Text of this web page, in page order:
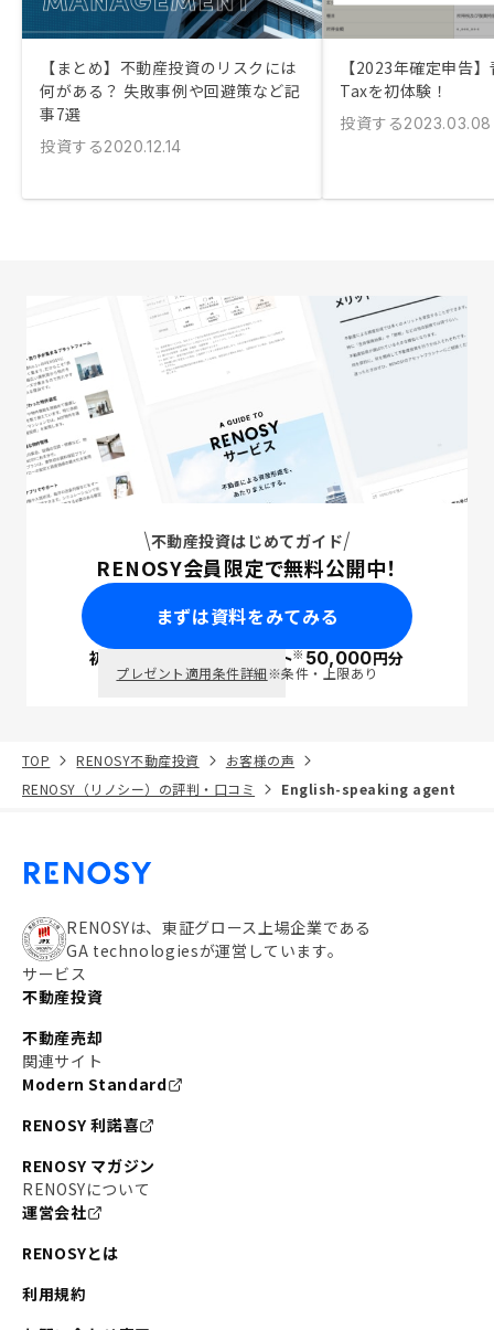
【まとめ】不動産投資のリスクには
何がある？ 失敗事例や回避策など記
事7選
投資する2020.12.14
【2023年確定申告
Taxを初体験！
投資する2023.03.08
不動産投資はじめてガイド
RENOSY会員限定で無料公開中！
まずは資料をみてみる
初回面談で ポイント※50,000円分
プレゼント適用条件詳細※条件・上限あり
TOP RENOSY不動産投資
お客様の声
RENOSY（リノシー）の評判・口コミ
English-speaking agent
RENOSYは、東証グロース上場企業である
GA technologiesが運営しています。
サービス
不動産投資
不動産売却
関連サイト
Modern Standard
RENOSY 利諾喜
RENOSY マガジン
RENOSYについて
運営会社
RENOSYとは
利用規約